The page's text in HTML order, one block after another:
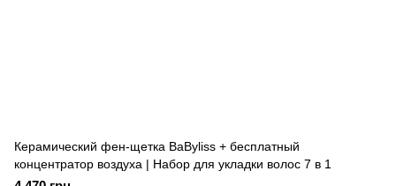
Керамический фен-щетка BaByliss + бесплатный
концентратор воздуха | Набор для укладки волос 7 в 1